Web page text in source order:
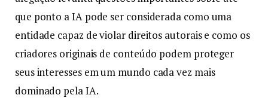
que ponto a IA pode ser considerada como uma
entidade capaz de violar direitos autorais e como os
criadores originais de conteúdo podem proteger
seus interesses em um mundo cada vez mais
dominado pela IA.